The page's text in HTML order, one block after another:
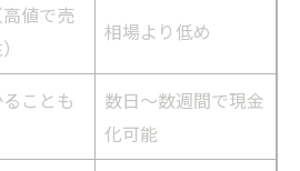
値で売
相場より低め
ことも
数日〜数週間で現金
化可能